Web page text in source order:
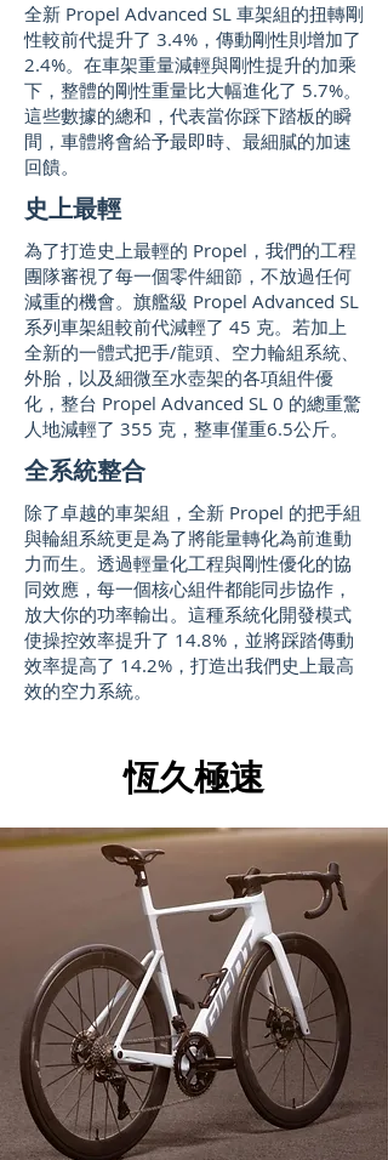
全新 Propel Advanced SL 車架組的扭轉剛
性較前代提升了 3.4%，傳動剛性則增加了
2.4%。在車架重量減輕與剛性提升的加乘
下，整體的剛性重量比大幅進化了 5.7%。
這些數據的總和，代表當你踩下踏板的瞬
間，車體將會給予最即時、最細膩的加速
回饋。
史上最輕
為了打造史上最輕的 Propel，我們的工程
團隊審視了每一個零件細節，不放過任何
減重的機會。旗艦級 Propel Advanced SL
系列車架組較前代減輕了 45 克。若加上
全新的一體式把手/龍頭、空力輪組系統、
外胎，以及細微至水壺架的各項組件優
化，整台 Propel Advanced SL 0 的總重驚
人地減輕了 355 克，整車僅重6.5公斤。
全系統整合
除了卓越的車架組，全新 Propel 的把手組
與輪組系統更是為了將能量轉化為前進動
力而生。透過輕量化工程與剛性優化的協
同效應，每一個核心組件都能同步協作，
放大你的功率輸出。這種系統化開發模式
使操控效率提升了 14.8%，並將踩踏傳動
效率提高了 14.2%，打造出我們史上最高
效的空力系統。
恆久極速